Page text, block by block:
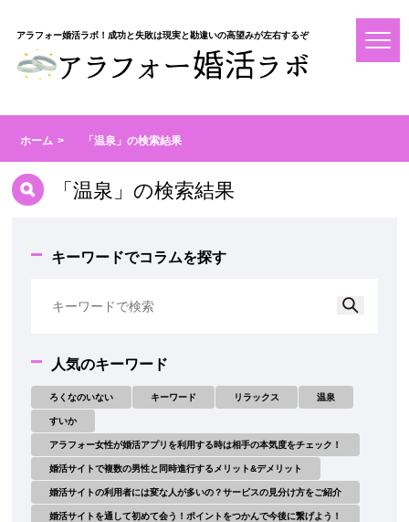
アラフォー婚活ラボ！成功と失敗は現実と勘違いの高望みが左右するぞ
ホーム 「温泉」の検索結果
「温泉」の検索結果
キーワードでコラムを探す
人気のキーワード
ろくなのいない キーワード リラックス 温泉
すいか
アラフォー女性が婚活アプリを利用する時は相手の本気度をチェック！
婚活サイトで複数の男性と同時進行するメリット&デメリット
婚活サイトの利用者には変な人が多いの？サービスの見分け方をご紹介
婚活サイトを通して初めて会う！ポイントをつかんで今後に繋げよう！